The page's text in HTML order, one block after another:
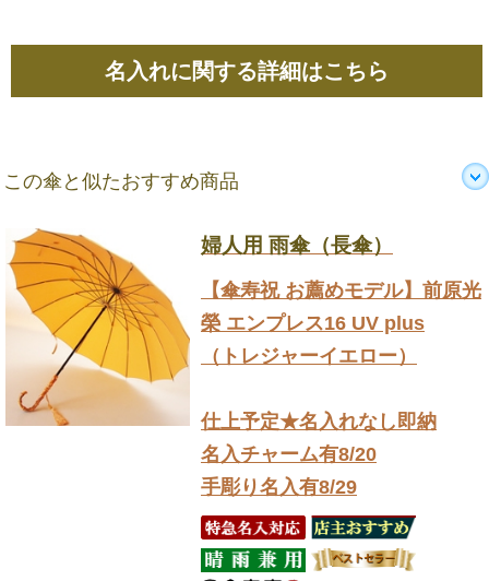
名入れに関する詳細はこちら
この傘と似たおすすめ商品
婦人用 雨傘（長傘）
【傘寿祝 お薦めモデル】前原光
榮 エンプレス16 UV plus
（トレジャーイエロー）
仕上予定★名入れなし即納
名入チャーム有8/20
手彫り名入有8/29